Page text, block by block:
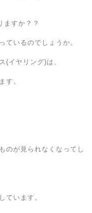
ますか？？
ているのでしょうか。
(イヤリング)は、
す。
のが見られなくなってし
ています。